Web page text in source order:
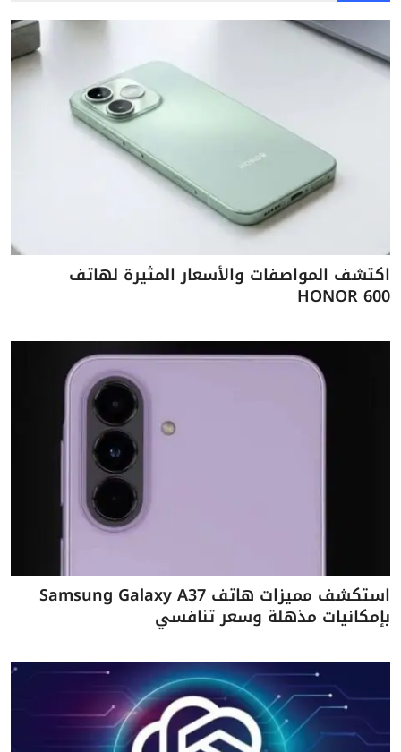
اكتشف المواصفات والأسعار المثيرة لهاتف
HONOR 600
استكشف مميزات هاتف Samsung Galaxy A37
بإمكانيات مذهلة وسعر تنافسي